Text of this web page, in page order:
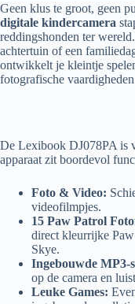
Geen klus te groot, geen
digitale kindercamera
reddingshonden ter
achtertuin of een
ontwikkelt je kleintje
fotografische vaardigheden
De Lexibook DJ078PA is
apparaat zit boordevol
Foto & Video:
videofilmpjes.
15 Paw Patrol
direct kleurrijke
Skye.
Ingebouwde MP3-
op de camera en
Leuke Games: